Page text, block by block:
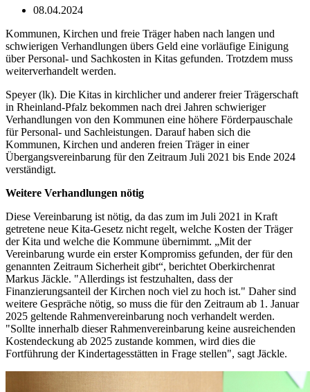
08.04.2024
Kommunen, Kirchen und freie Träger haben nach langen und
schwierigen Verhandlungen übers Geld eine vorläufige Einigung
über Personal- und Sachkosten in Kitas gefunden. Trotzdem muss
weiterverhandelt werden.
Speyer (lk). Die Kitas in kirchlicher und anderer freier Trägerschaft
in Rheinland-Pfalz bekommen nach drei Jahren schwieriger
Verhandlungen von den Kommunen eine höhere Förderpauschale
für Personal- und Sachleistungen. Darauf haben sich die
Kommunen, Kirchen und anderen freien Träger in einer
Übergangsvereinbarung für den Zeitraum Juli 2021 bis Ende 2024
verständigt.
Weitere Verhandlungen nötig
Diese Vereinbarung ist nötig, da das zum im Juli 2021 in Kraft
getretene neue Kita-Gesetz nicht regelt, welche Kosten der Träger
der Kita und welche die Kommune übernimmt. „Mit der
Vereinbarung wurde ein erster Kompromiss gefunden, der für den
genannten Zeitraum Sicherheit gibt“, berichtet Oberkirchenrat
Markus Jäckle. "Allerdings ist festzuhalten, dass der
Finanzierungsanteil der Kirchen noch viel zu hoch ist." Daher sind
weitere Gespräche nötig, so muss die für den Zeitraum ab 1. Januar
2025 geltende Rahmenvereinbarung noch verhandelt werden.
"Sollte innerhalb dieser Rahmenvereinbarung keine ausreichenden
Kostendeckung ab 2025 zustande kommen, wird dies die
Fortführung der Kindertagesstätten in Frage stellen", sagt Jäckle.